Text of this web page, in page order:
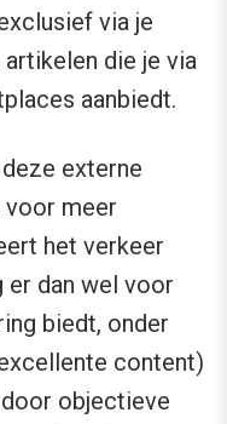
via je
die je via
aanbiedt.
externe
meer
het verkeer
er dan wel voor
biedt, onder
content)
objectieve